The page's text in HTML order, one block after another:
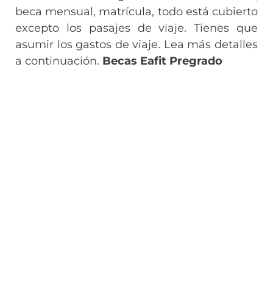
beca mensual, matrícula, todo está cubierto
excepto los pasajes de viaje. Tienes que
asumir los gastos de viaje. Lea más detalles
a continuación. Becas Eafit Pregrado